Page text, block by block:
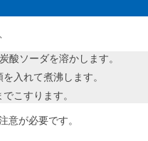
酸ソーダを溶かします。
入れて煮沸します。
こすります。
意が必要です。